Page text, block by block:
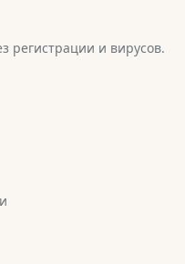
регистрации и вирусов.